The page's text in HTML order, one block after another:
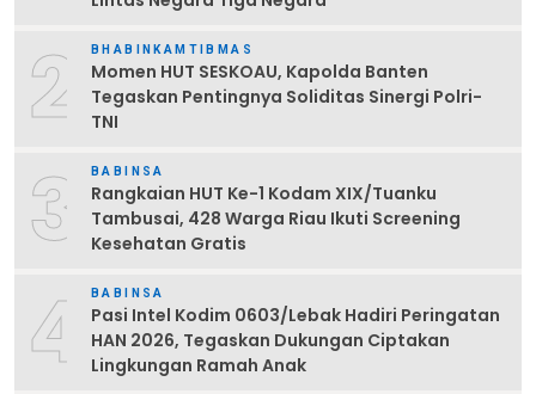
2 BHABINKAMTIBMAS
Momen HUT SESKOAU, Kapolda Banten
Tegaskan Pentingnya Soliditas Sinergi Polri-
TNI
3 BABINSA
Rangkaian HUT Ke-1 Kodam XIX/Tuanku
Tambusai, 428 Warga Riau Ikuti Screening
Kesehatan Gratis
4 BABINSA
Pasi Intel Kodim 0603/Lebak Hadiri Peringatan
HAN 2026, Tegaskan Dukungan Ciptakan
Lingkungan Ramah Anak